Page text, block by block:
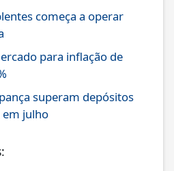
começa a operar
para inflação de
superam depósitos
em julho